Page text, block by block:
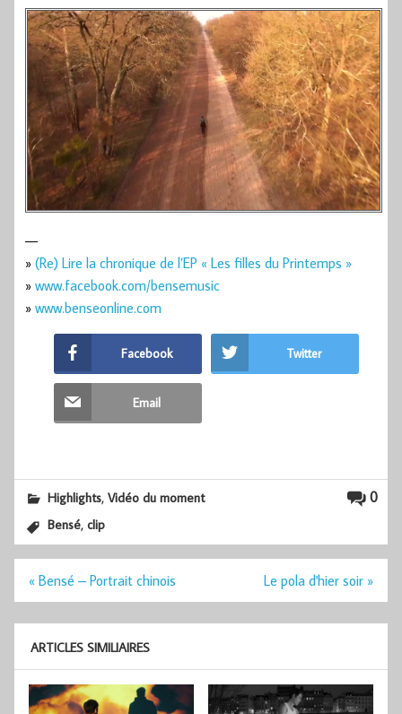
—
» (Re) Lire la chronique de l’EP « Les filles du Printemps »
» www.facebook.com/bensemusic
» www.benseonline.com
Facebook Twitter
Email
0
Highlights,Vidéo du moment
Bensé,clip
Navigation
l’article
« Bensé – Portrait chinois Le pola d'hier soir »
ARTICLES SIMILIAIRES